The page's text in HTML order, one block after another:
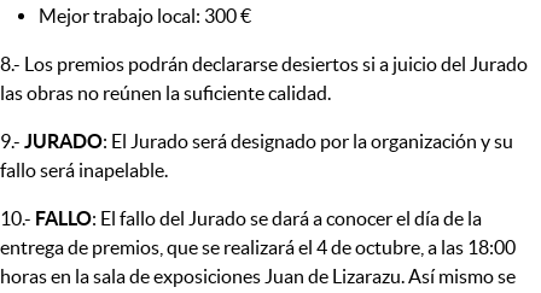
Mejor trabajo local: 300 €
8.- Los premios podrán declararse desiertos si a juicio del Jurado
las obras no reúnen la suficiente calidad.
9.- JURADO: El Jurado será designado por la organización y su
fallo será inapelable.
10.- FALLO: El fallo del Jurado se dará a conocer el día de la
entrega de premios, que se realizará el 4 de octubre, a las 18:00
horas en la sala de exposiciones Juan de Lizarazu. Así mismo se